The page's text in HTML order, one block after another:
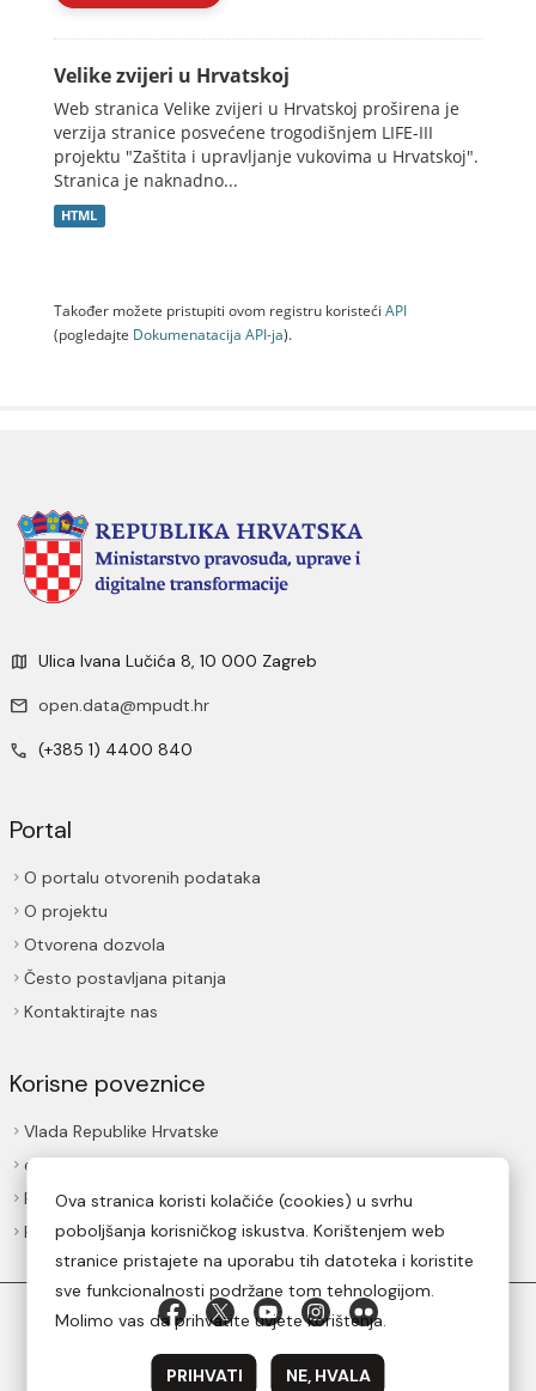
Velike zvijeri u Hrvatskoj
Web stranica Velike zvijeri u Hrvatskoj proširena je
verzija stranice posvećene trogodišnjem LIFE-III
projektu "Zaštita i upravljanje vukovima u Hrvatskoj".
Stranica je naknadno...
HTML
Također možete pristupiti ovom registru koristeći API
(pogledajte Dokumenаtаcijа API-jа).